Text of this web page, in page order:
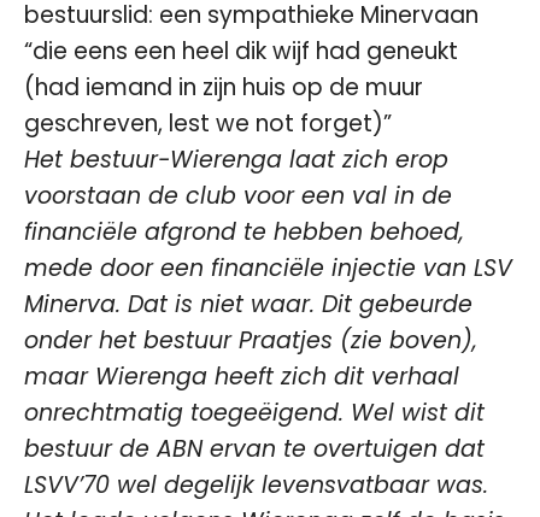
bestuurslid: een sympathieke Minervaan
“die eens een heel dik wijf had geneukt
(had iemand in zijn huis op de muur
geschreven, lest we not forget)”
Het bestuur-Wierenga laat zich erop
voorstaan de club voor een val in de
financiële afgrond te hebben behoed,
mede door een financiële injectie van LSV
Minerva. Dat is niet waar. Dit gebeurde
onder het bestuur Praatjes (zie boven),
maar Wierenga heeft zich dit verhaal
onrechtmatig toegeëigend. Wel wist dit
bestuur de ABN ervan te overtuigen dat
LSVV’70 wel degelijk levensvatbaar was.